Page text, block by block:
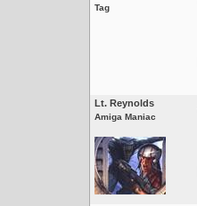
Tag
Lt. Reynolds
Amiga Maniac